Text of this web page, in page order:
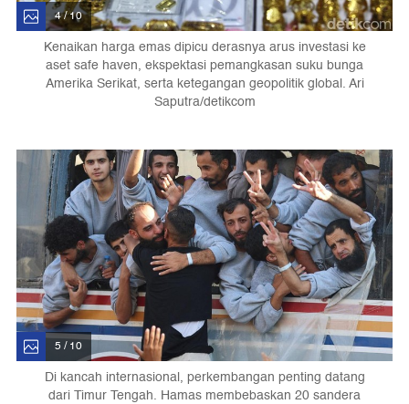
4 / 10
Kenaikan harga emas dipicu derasnya arus investasi ke
aset safe haven, ekspektasi pemangkasan suku bunga
Amerika Serikat, serta ketegangan geopolitik global. Ari
Saputra/detikcom
5 / 10
Di kancah internasional, perkembangan penting datang
dari Timur Tengah. Hamas membebaskan 20 sandera